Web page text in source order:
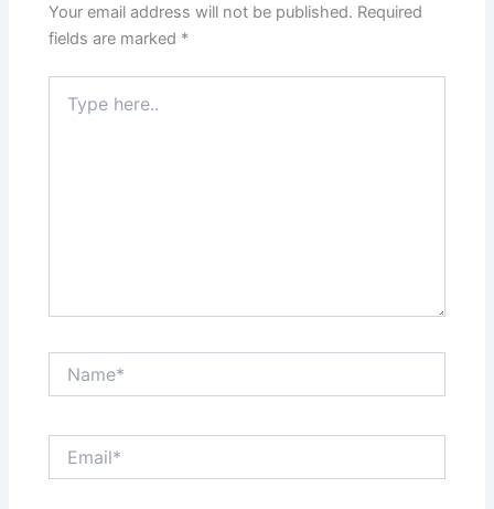
Your email address will not be published. Required
fields are marked *
here..